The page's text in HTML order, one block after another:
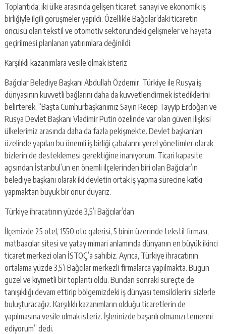
Toplantıda; iki ülke arasında gelişen ticaret, sanayi ve ekonomik iş
birliğiyle ilgili görüşmeler yapıldı. Özellikle Bağcılar’daki ticaretin
öncüsü olan tekstil ve otomotiv sektöründeki gelişmeler ve hayata
geçirilmesi planlanan yatırımlara değinildi.
Karşılıklı kazanımlara vesile olmak isteriz
Bağcılar Belediye Başkanı Abdullah Özdemir, Türkiye ile Rusya iş
dünyasının kuvvetli bağlarını daha da kuvvetlendirmek istediklerini
belirterek, “Başta Cumhurbaşkanımız Sayın Recep Tayyip Erdoğan ve
Rusya Devlet Başkanı Vladimir Putin özelinde var olan güven ilişkisi
ülkelerimiz arasında daha da fazla pekişmekte. Devlet başkanları
özelinde yapılan bu önemli iş birliği çabalarını yerel yönetimler olarak
bizlerin de desteklemesi gerektiğine inanıyorum. Ticari kapasite
açısından İstanbul’un en önemli ilçelerinden biri olan Bağcılar’ın
belediye başkanı olarak iki devletin ortak iş yapma sürecine katkı
yapmaktan büyük bir onur duyarız.
Türkiye ihracatının yüzde 3,5’i Bağcılar’dan
İlçemizde 25 otel, 1550 oto galerisi, 5 binin üzerinde tekstil firması,
matbaacılar sitesi ve yatay mimari anlamında dünyanın en büyük ikinci
ticaret merkezi olan İSTOÇ’a sahibiz. Ayrıca, Türkiye ihracatının
ortalama yüzde 3,5’i Bağcılar merkezli firmalarca yapılmakta. Bugün
güzel ve kıymetli bir toplantı oldu. Bundan sonraki süreçte de
tanışıklığı devam ettirip bölgemizdeki iş dünyası temsilcilerini sizlerle
buluşturacağız. Karşılıklı kazanımların olduğu ticaretlerin de
yapılmasına vesile olmak isteriz. İşlerinizde başarılı olmanızı temenni
ediyorum” dedi.